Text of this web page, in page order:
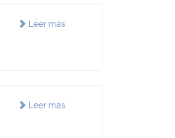
Leer más
Leer más